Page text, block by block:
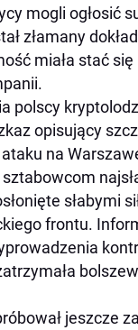
mogli ogłosić
złamany
miała stać
polscy
opisujący
na
słabymi
frontu.
jeszcze